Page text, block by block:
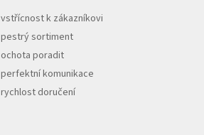
vstřícnost k zákazníkovi
pestrý sortiment
ochota poradit
perfektní komunikace
rychlost doručení